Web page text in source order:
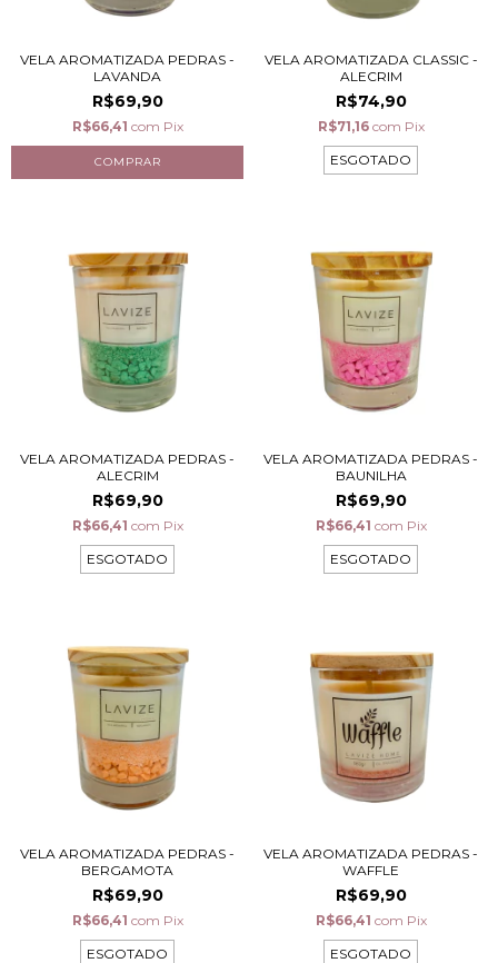
VELA AROMATIZADA PEDRAS -
LAVANDA
R$69,90
R$66,41 com Pix
VELA AROMATIZADA CLASSIC -
ALECRIM
R$74,90
R$71,16 com Pix
ESGOTADO
VELA AROMATIZADA PEDRAS -
ALECRIM
R$69,90
R$66,41 com Pix
ESGOTADO
VELA AROMATIZADA PEDRAS -
BAUNILHA
R$69,90
R$66,41 com Pix
ESGOTADO
VELA AROMATIZADA PEDRAS -
BERGAMOTA
R$69,90
R$66,41 com Pix
ESGOTADO
VELA AROMATIZADA PEDRAS -
WAFFLE
R$69,90
R$66,41 com Pix
ESGOTADO